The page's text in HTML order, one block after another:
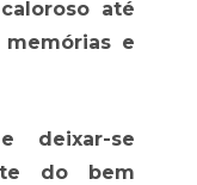
até
e
deixar-se
do bem